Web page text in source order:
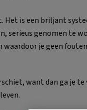
Het is een briljant
serieus genomen te
je geen
want dan ga je